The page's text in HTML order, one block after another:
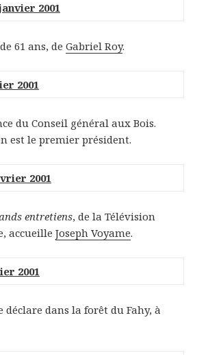
2001
de 61 ans, deGabriel Roy.
2001
du Conseil général aux Bois.
est le premier président.
2001
entretiens, de la Télévision
accueilleJoseph Voyame.
2001
déclare dans la forêt du Fahy, à